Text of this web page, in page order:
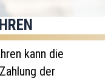
kann die
der